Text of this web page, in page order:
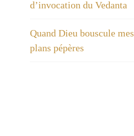
d’invocation du Vedanta
Quand Dieu bouscule mes
plans pépères